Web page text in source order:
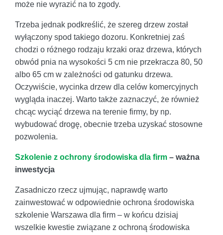
może nie wyrazić na to zgody.
Trzeba jednak podkreślić, że szereg drzew został
wyłączony spod takiego dozoru. Konkretniej zaś
chodzi o różnego rodzaju krzaki oraz drzewa, których
obwód pnia na wysokości 5 cm nie przekracza 80, 50
albo 65 cm w zależności od gatunku drzewa.
Oczywiście, wycinka drzew dla celów komercyjnych
wygląda inaczej. Warto także zaznaczyć, że również
chcąc wyciąć drzewa na terenie firmy, by np.
wybudować drogę, obecnie trzeba uzyskać stosowne
pozwolenia.
Szkolenie z ochrony środowiska dla firm – ważna
inwestycja
Zasadniczo rzecz ujmując, naprawdę warto
zainwestować w odpowiednie ochrona środowiska
szkolenie Warszawa dla firm – w końcu dzisiaj
wszelkie kwestie związane z ochroną środowiska